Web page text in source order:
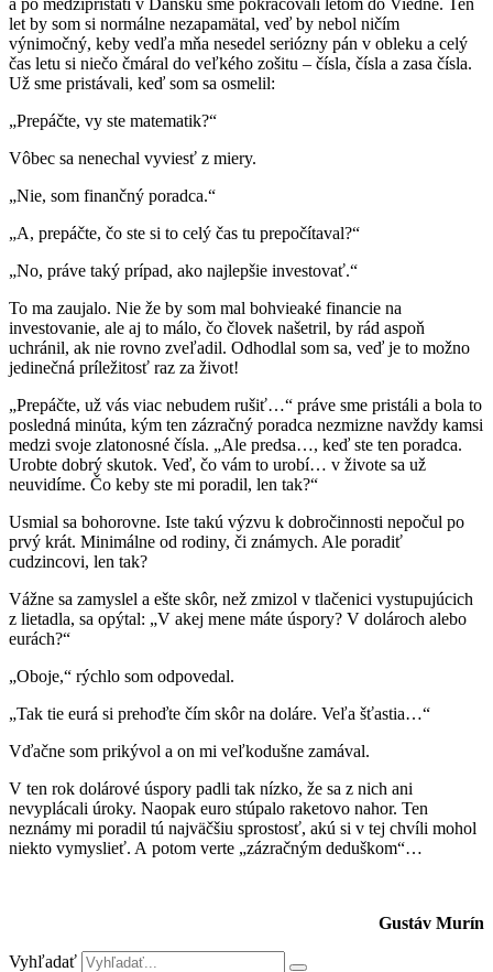
let by som si normálne nezapamätal, veď by nebol ničím
výnimočný, keby vedľa mňa nesedel seriózny pán v obleku a celý
čas letu si niečo čmáral do veľkého zošitu – čísla, čísla a zasa čísla.
Už sme pristávali, keď som sa osmelil:
„Prepáčte, vy ste matematik?“
Vôbec sa nenechal vyviesť z miery.
„Nie, som finančný poradca.“
„A, prepáčte, čo ste si to celý čas tu prepočítaval?“
„No, práve taký prípad, ako najlepšie investovať.“
To ma zaujalo. Nie že by som mal bohvieaké financie na
investovanie, ale aj to málo, čo človek našetril, by rád aspoň
uchránil, ak nie rovno zveľadil. Odhodlal som sa, veď je to možno
jedinečná príležitosť raz za život!
„Prepáčte, už vás viac nebudem rušiť…“ práve sme pristáli a bola to
posledná minúta, kým ten zázračný poradca nezmizne navždy kamsi
medzi svoje zlatonosné čísla. „Ale predsa…, keď ste ten poradca.
Urobte dobrý skutok. Veď, čo vám to urobí… v živote sa už
neuvidíme. Čo keby ste mi poradil, len tak?“
Usmial sa bohorovne. Iste takú výzvu k dobročinnosti nepočul po
prvý krát. Minimálne od rodiny, či známych. Ale poradiť
cudzincovi, len tak?
Vážne sa zamyslel a ešte skôr, než zmizol v tlačenici vystupujúcich
z lietadla, sa opýtal: „V akej mene máte úspory? V dolároch alebo
eurách?“
„Oboje,“ rýchlo som odpovedal.
„Tak tie eurá si prehoďte čím skôr na doláre. Veľa šťastia…“
Vďačne som prikývol a on mi veľkodušne zamával.
V ten rok dolárové úspory padli tak nízko, že sa z nich ani
nevyplácali úroky. Naopak euro stúpalo raketovo nahor. Ten
neznámy mi poradil tú najväčšiu sprostosť, akú si v tej chvíli mohol
niekto vymyslieť. A potom verte „zázračným deduškom“…
Gustáv Murín
Vyhľadať